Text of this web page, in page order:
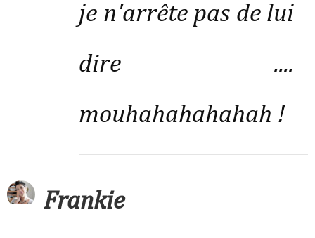
je n'arrête pas de lui
dire ....
mouhahahahahah !
Frankie